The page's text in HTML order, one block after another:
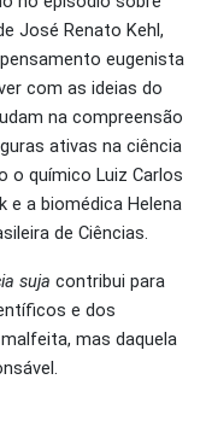
José Renato Kehl,
eugenista
com as ideias do
na compreensão
ativas na ciência
o químico Luiz Carlos
e a biomédica Helena
de Ciências.
suja contribui para
e dos
mas daquela